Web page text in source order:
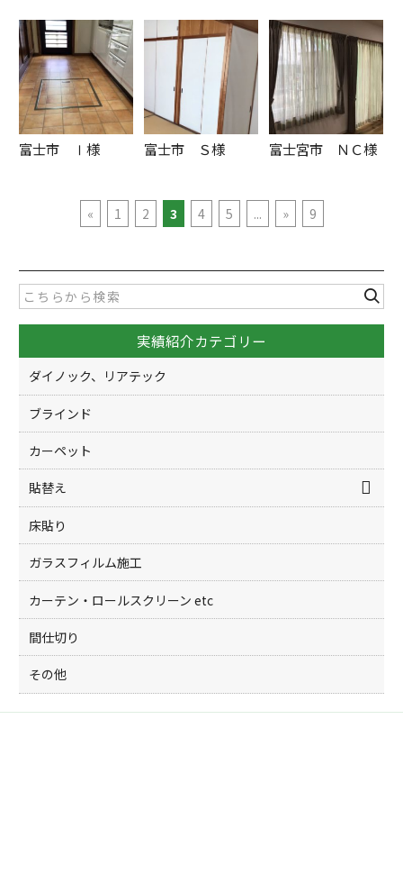
富士市 Ⅰ様 富士市 Ｓ様 富士宮市 ＮＣ様
« 1 2 3 4 5 ... » 9
実績紹介カテゴリー
ダイノック、リアテック
ブラインド
カーペット
貼替え
床貼り
ガラスフィルム施工
カーテン・ロールスクリーン etc
間仕切り
その他